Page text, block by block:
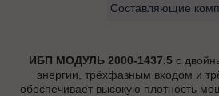
Составляющие
ИБП МОДУЛЬ 2000-1437.5с
энергии, трёхфазным входом и
обеспечивает высокую плотность